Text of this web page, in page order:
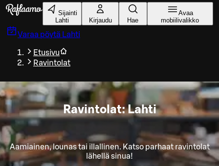
Siirry pääsisältöön
Sijainti
Lahti
Kirjaudu Hae
Avaa
mobiilivalikko
Varaa pöytä Lahti
Etusivu
Ravintolat
Ravintolat: Lahti
Aamiainen, lounas tai illallinen. Katso parhaat ravintolat
lähellä sinua!